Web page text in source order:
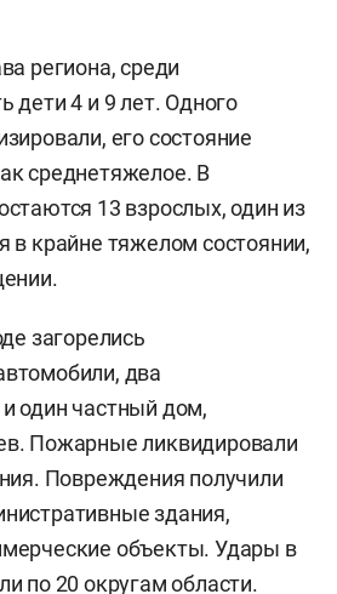
региона, среди
дети 4 и 9 лет. Одного
его состояние
среднетяжелое. В
13 взрослых, один из
в крайне тяжелом состоянии,
загорелись
два
один частный дом,
Пожарные ликвидировали
Повреждения получили
здания,
объекты. Удары в
по 20 округам области.